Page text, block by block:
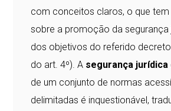
com conceitos claros, o que
sobre a promoção da segurança
dos objetivos do referido
do art. 4º). A segurança jurídica
de um conjunto de normas
delimitadas é inquestionável,